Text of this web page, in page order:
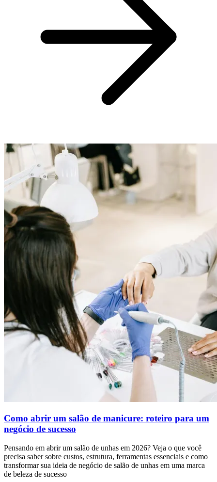
Como abrir um salão de manicure: roteiro para um
negócio de sucesso
Pensando em abrir um salão de unhas em 2026? Veja o que você
precisa saber sobre custos, estrutura, ferramentas essenciais e como
transformar sua ideia de negócio de salão de unhas em uma marca
de beleza de sucesso